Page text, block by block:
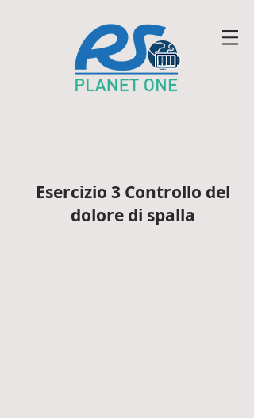
Esercizio 3 Controllo del
dolore di spalla